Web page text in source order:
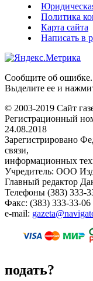
Политика
Карта сайта
Написать в
Сообщите об ошибке.
Выделите ее и
© 2003-2019 Сайт
Регистрационный
24.08.2018
Зарегистрировано
связи,
информационных
Учредитель: ООО
Главный редактор
Телефоны (383) 333-
Факс: (383) 333-33-06
e-mail:
подать?